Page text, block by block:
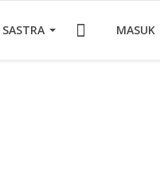
SASTRA MASUK